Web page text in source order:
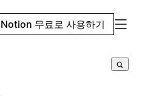
Notion 무료로 사용하기